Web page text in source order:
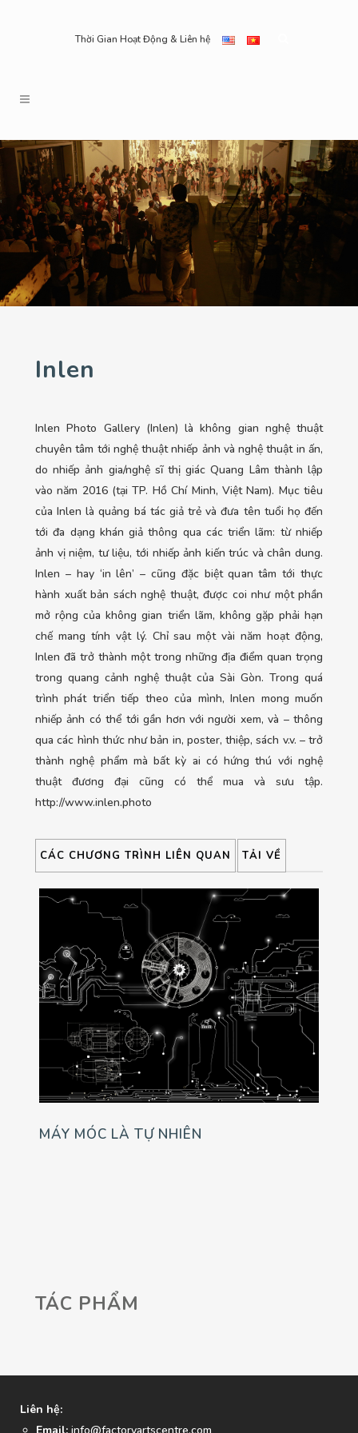
Thời Gian Hoạt Động & Liên hệ
Inlen
Inlen Photo Gallery (Inlen) là không gian nghệ thuật
chuyên tâm tới nghệ thuật nhiếp ảnh và nghệ thuật in ấn,
do nhiếp ảnh gia/nghệ sĩ thị giác Quang Lâm thành lập
vào năm 2016 (tại TP. Hồ Chí Minh, Việt Nam). Mục tiêu
của Inlen là quảng bá tác giả trẻ và đưa tên tuổi họ đến
tới đa dạng khán giả thông qua các triển lãm: từ nhiếp
ảnh vị niệm, tư liệu, tới nhiếp ảnh kiến trúc và chân dung.
Inlen – hay ‘in lên’ – cũng đặc biệt quan tâm tới thực
hành xuất bản sách nghệ thuật, được coi như một phần
mở rộng của không gian triển lãm, không gặp phải hạn
chế mang tính vật lý. Chỉ sau một vài năm hoạt động,
Inlen đã trở thành một trong những địa điểm quan trọng
trong quang cảnh nghệ thuật của Sài Gòn. Trong quá
trình phát triển tiếp theo của mình, Inlen mong muốn
nhiếp ảnh có thể tới gần hơn với người xem, và – thông
qua các hình thức như bản in, poster, thiệp, sách v.v. – trở
thành nghệ phẩm mà bất kỳ ai có hứng thú với nghệ
thuật đương đại cũng có thể mua và sưu tập.
http://www.inlen.photo
CÁC CHƯƠNG TRÌNH LIÊN QUAN TẢI VỀ
MÁY MÓC LÀ TỰ NHIÊN
TÁC PHẨM
Liên hệ: